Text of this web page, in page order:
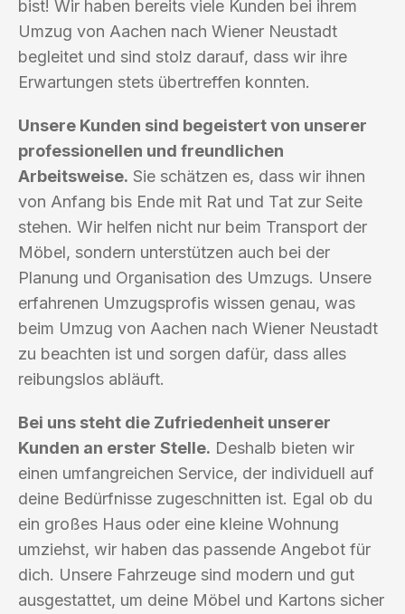
bist! Wir haben bereits viele Kunden bei ihrem
Umzug von Aachen nach Wiener Neustadt
begleitet und sind stolz darauf, dass wir ihre
Erwartungen stets übertreffen konnten.
Unsere Kunden sind begeistert von unserer
professionellen und freundlichen
Arbeitsweise. Sie schätzen es, dass wir ihnen
von Anfang bis Ende mit Rat und Tat zur Seite
stehen. Wir helfen nicht nur beim Transport der
Möbel, sondern unterstützen auch bei der
Planung und Organisation des Umzugs. Unsere
erfahrenen Umzugsprofis wissen genau, was
beim Umzug von Aachen nach Wiener Neustadt
zu beachten ist und sorgen dafür, dass alles
reibungslos abläuft.
Bei uns steht die Zufriedenheit unserer
Kunden an erster Stelle. Deshalb bieten wir
einen umfangreichen Service, der individuell auf
deine Bedürfnisse zugeschnitten ist. Egal ob du
ein großes Haus oder eine kleine Wohnung
umziehst, wir haben das passende Angebot für
dich. Unsere Fahrzeuge sind modern und gut
ausgestattet, um deine Möbel und Kartons sicher